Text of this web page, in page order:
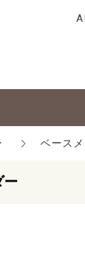
ベース
ー